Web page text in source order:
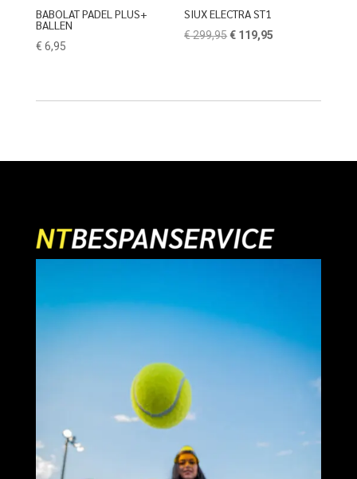
BABOLAT PADEL PLUS+
BALLEN
€ 6,95
SIUX ELECTRA ST1
€299,95Oorspronkelijke
€ 119,95